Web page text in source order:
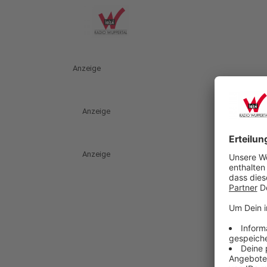
Anzeige
Anzeige
Anzeige